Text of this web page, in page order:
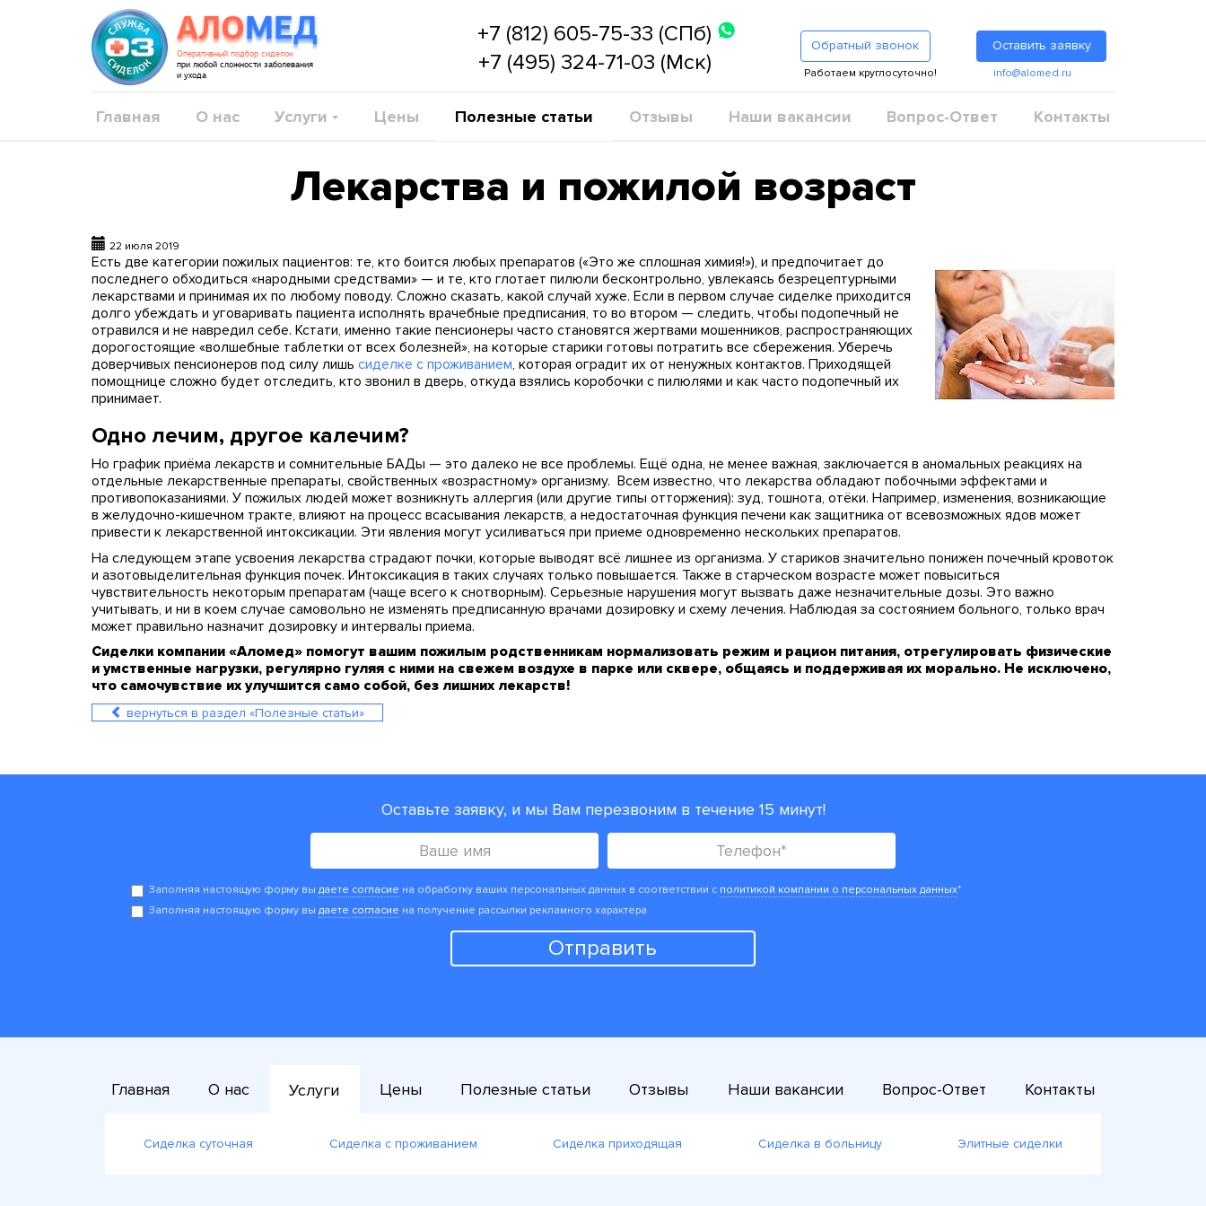
АЛОМЕД
Оперативный подбор сиделок
при любой сложности заболевания
и ухода
+7 (812) 605-75-33 (СПб)
+7 (495) 324-71-03 (Мск)
Обратный звонок
Работаем круглосуточно!
Оставить заявку
info@alomed.ru
Главная О нас Услуги Цены Полезные статьи Отзывы Наши вакансии Вопрос-Ответ Контакты
Лекарства и пожилой возраст
22 июля 2019
Есть две категории пожилых пациентов: те, кто боится любых препаратов («Это же сплошная химия!»), и предпочитает до
последнего обходиться «народными средствами» — и те, кто глотает пилюли бесконтрольно, увлекаясь безрецептурными
лекарствами и принимая их по любому поводу. Сложно сказать, какой случай хуже. Если в первом случае сиделке приходится
долго убеждать и уговаривать пациента исполнять врачебные предписания, то во втором — следить, чтобы подопечный не
отравился и не навредил себе. Кстати, именно такие пенсионеры часто становятся жертвами мошенников, распространяющих
дорогостоящие «волшебные таблетки от всех болезней», на которые старики готовы потратить все сбережения. Уберечь
доверчивых пенсионеров под силу лишь сиделке с проживанием, которая оградит их от ненужных контактов. Приходящей
помощнице сложно будет отследить, кто звонил в дверь, откуда взялись коробочки с пилюлями и как часто подопечный их
принимает.
Одно лечим, другое калечим?
Но график приёма лекарств и сомнительные БАДы — это далеко не все проблемы. Ещё одна, не менее важная, заключается в аномальных реакциях на
отдельные лекарственные препараты, свойственных «возрастному» организму. Всем известно, что лекарства обладают побочными эффектами и
противопоказаниями. У пожилых людей может возникнуть аллергия (или другие типы отторжения): зуд, тошнота, отёки. Например, изменения, возникающие
в желудочно-кишечном тракте, влияют на процесс всасывания лекарств, а недостаточная функция печени как защитника от всевозможных ядов может
привести к лекарственной интоксикации. Эти явления могут усиливаться при приеме одновременно нескольких препаратов.
На следующем этапе усвоения лекарства страдают почки, которые выводят всё лишнее из организма. У стариков значительно понижен почечный кровоток
и азотовыделительная функция почек. Интоксикация в таких случаях только повышается. Также в старческом возрасте может повыситься
чувствительность некоторым препаратам (чаще всего к снотворным). Серьезные нарушения могут вызвать даже незначительные дозы. Это важно
учитывать, и ни в коем случае самовольно не изменять предписанную врачами дозировку и схему лечения. Наблюдая за состоянием больного, только врач
может правильно назначит дозировку и интервалы приема.
Сиделки компании «Аломед» помогут вашим пожилым родственникам нормализовать режим и рацион питания, отрегулировать физические
и умственные нагрузки, регулярно гуляя с ними на свежем воздухе в парке или сквере, общаясь и поддерживая их морально. Не исключено,
что самочувствие их улучшится само собой, без лишних лекарств!
вернуться в раздел «Полезные статьи»
Оставьте заявку, и мы Вам перезвоним в течение 15 минут!
Заполняя настоящую форму выдаете согласие на обработку ваших персональных данных в соответствии с политикой компании о персональных данных*
Заполняя настоящую форму выдаете согласие на получение рассылки рекламного характера
Отправить
Главная О нас Услуги Цены Полезные статьи Отзывы Наши вакансии Вопрос-Ответ Контакты
Сиделка суточная Сиделка с проживанием Сиделка приходящая Сиделка в больницу Элитные сиделки